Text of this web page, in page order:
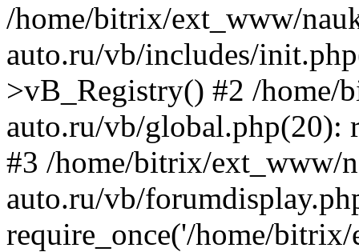
/home/bitrix/ext_www/
auto.ru/vb/includes/
>vB_Registry() #2 /home/
auto.ru/vb/global.php(20):
#3 /home/bitrix/ext_www/
auto.ru/vb/
require_once('/home/